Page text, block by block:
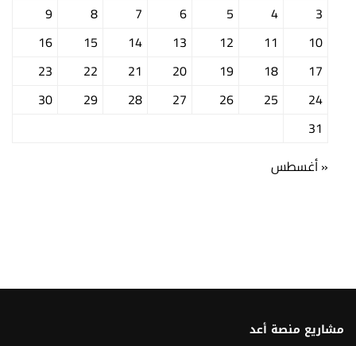
3
4
5
6
7
8
9
10
11
12
13
14
15
16
17
18
19
20
21
22
23
24
25
26
27
28
29
30
31
« أغسطس
مشاريع منصة أعد